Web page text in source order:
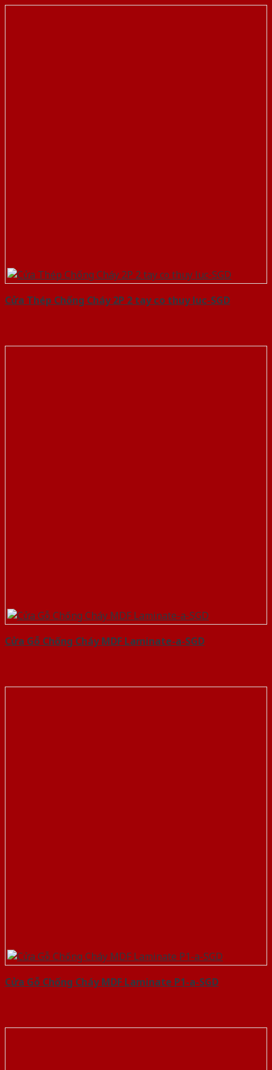
Cửa Thép Chống Cháy 2P 2 tay co thuy luc-SGD
Cửa Gỗ Chống Cháy MDF Laminate-a-SGD
Cửa Gỗ Chống Cháy MDF Laminate P1-a-SGD